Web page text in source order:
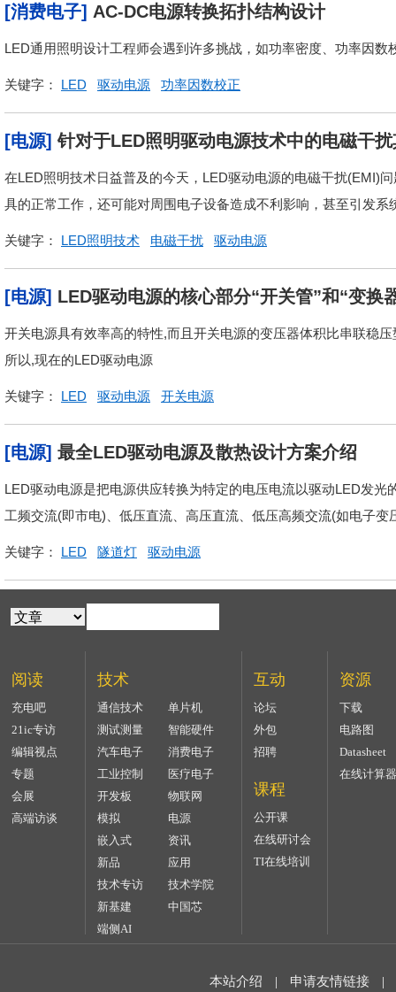
[消费电子] AC-DC电源转换拓扑结构设计
LED通用照明设计工程师会遇到许多挑战，如功率密度、功率因数
关键字： LED 驱动电源 功率因数校正
[电源] 针对于LED照明驱动电源技术中的电磁干
在LED照明技术日益普及的今天，LED驱动电源的电磁干扰(EMI)
具的正常工作，还可能对周围电子设备造成不利影响，甚至引发
关键字： LED照明技术 电磁干扰 驱动电源
[电源] LED驱动电源的核心部分“开关管”和“变换
开关电源具有效率高的特性,而且开关电源的变压器体积比串联稳
所以,现在的LED驱动电源
关键字： LED 驱动电源 开关电源
[电源] 最全LED驱动电源及散热设计方案介绍
LED驱动电源是把电源供应转换为特定的电压电流以驱动LED发
工频交流(即市电)、低压直流、高压直流、低压高频交流(如电子变
关键字： LED 隧道灯 驱动电源
阅读
充电吧
21ic专访
编辑视点
专题
会展
高端访谈
技术
通信技术
单片机
测试测量
智能硬件
汽车电子
消费电子
工业控制
医疗电子
开发板
物联网
模拟
电源
嵌入式
资讯
新品
应用
技术专访
技术学院
新基建
中国芯
端侧AI
互动
论坛
外包
招聘
课程
公开课
在线研讨会
TI在线培训
资源
下载
电路图
Datasheet
在线计算器
本站介绍 | 申请友情链接 |